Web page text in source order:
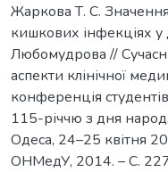
Жаркова Т. С. Значення
кишкових інфекціях у
Любомудрова //
аспекти клінічної
конференція
115-річчю з дня
Одеса, 24–25 квітня
ОНМедУ, 2014. – С.